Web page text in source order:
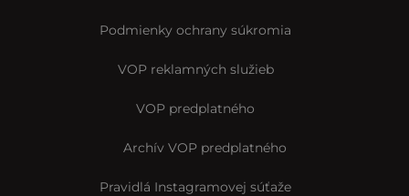
Podmienky ochrany súkromia
VOP reklamných služieb
VOP predplatného
Archív VOP predplatného
Pravidlá Instagramovej súťaže